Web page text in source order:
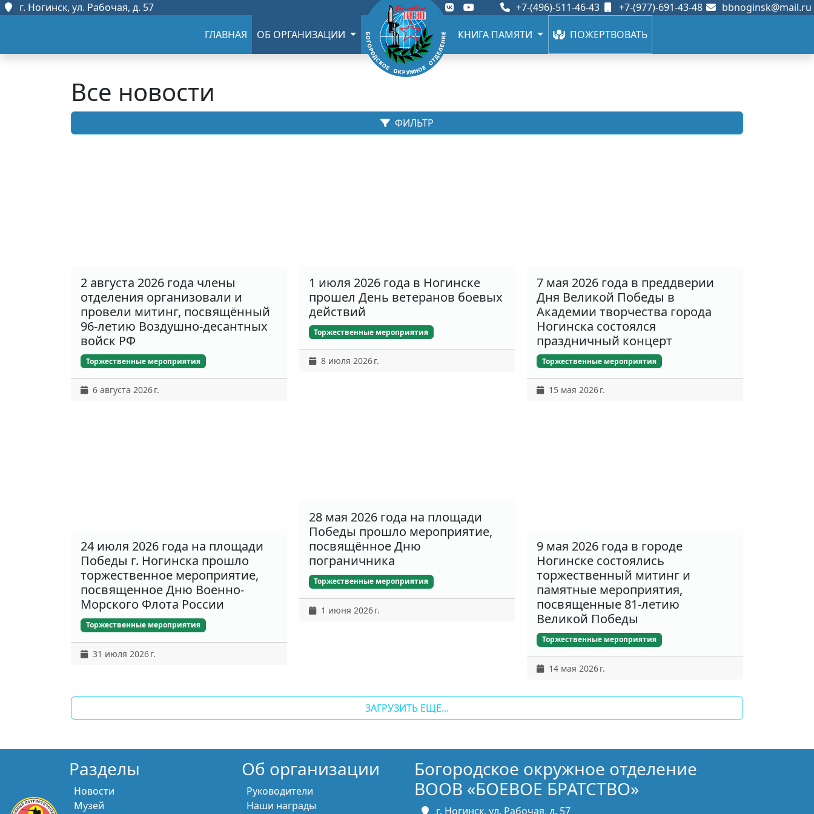
г. Ногинск, ул. Рабочая, д. 57 +7-(496)-511-46-43 +7-(977)-691-43-48 bbnoginsk@mail.ru
ГЛАВНАЯ ОБ ОРГАНИЗАЦИИ КНИГА ПАМЯТИ ПОЖЕРТВОВАТЬ
Все новости
ФИЛЬТР
2 августа 2026 года члены
отделения организовали и
провели митинг, посвящённый
96-летию Воздушно-десантных
войск РФ
Торжественные мероприятия
6 августа 2026 г.
24 июля 2026 года на площади
Победы г. Ногинска прошло
торжественное мероприятие,
посвященное Дню Военно-
Морского Флота России
Торжественные мероприятия
31 июля 2026 г.
1 июля 2026 года в Ногинске
прошел День ветеранов боевых
действий
Торжественные мероприятия
8 июля 2026 г.
28 мая 2026 года на площади
Победы прошло мероприятие,
посвящённое Дню
пограничника
Торжественные мероприятия
1 июня 2026 г.
7 мая 2026 года в преддверии
Дня Великой Победы в
Академии творчества города
Ногинска состоялся
праздничный концерт
Торжественные мероприятия
15 мая 2026 г.
9 мая 2026 года в городе
Ногинске состоялись
торжественный митинг и
памятные мероприятия,
посвященные 81-летию
Великой Победы
Торжественные мероприятия
14 мая 2026 г.
ЗАГРУЗИТЬ ЕЩЕ...
Разделы
Новости
Музей
Об организации
Руководители
Наши награды
Богородское окружное отделение
ВООВ «БОЕВОЕ БРАТСТВО»
г. Ногинск, ул. Рабочая, д. 57